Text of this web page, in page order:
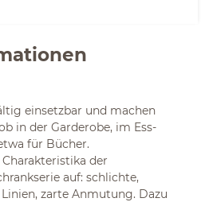
einsetzbar und machen
in der Garderobe, im Ess-
für Bücher.
der
auf: schlichte,
zarte Anmutung. Dazu